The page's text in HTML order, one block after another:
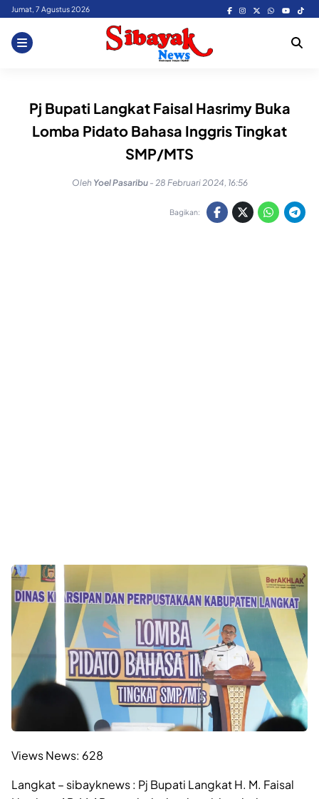
Skip
content
Jumat, 7 Agustus 2026
Pj Bupati Langkat Faisal Hasrimy Buka
Lomba Pidato Bahasa Inggris Tingkat
SMP/MTS
Oleh Yoel Pasaribu - 28 Februari 2024, 16:56
Bagikan:
Views News: 628
Langkat – sibayknews : Pj Bupati Langkat H. M. Faisal